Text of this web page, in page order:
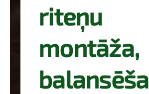
riteņu
montāža,
balansēša